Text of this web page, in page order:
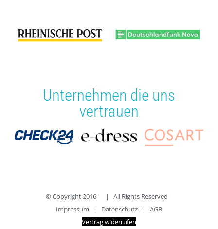
Nachmittag und eine super Erfahrung.
Unternehmen die uns
vertrauen
© Copyright 2016 -
| All Rights Reserved
Impressum | Datenschutz | AGB
Vertrag widerrufen